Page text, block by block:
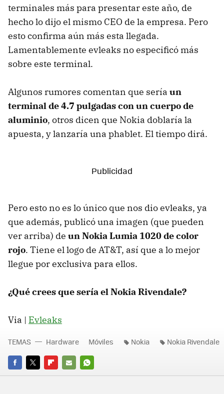
terminales más para presentar este año, de
hecho lo dijo el mismo CEO de la empresa. Pero
esto confirma aún más esta llegada.
Lamentablemente evleaks no especificó más
sobre este terminal.
Algunos rumores comentan que sería un
terminal de 4.7 pulgadas con un cuerpo de
aluminio, otros dicen que Nokia doblaría la
apuesta, y lanzaría una phablet. El tiempo dirá.
Pero esto no es lo único que nos dio evleaks, ya
que además, publicó una imagen (que pueden
ver arriba) de un Nokia Lumia 1020 de color
rojo. Tiene el logo de AT&T, así que a lo mejor
llegue por exclusiva para ellos.
¿Qué crees que sería el Nokia Rivendale?
Via | Evleaks
FACEBOOK
TWITTERFLIPBOARD
E-
WHATSAPP
TEMAS Hardware Móviles Nokia Nokia Rivendale